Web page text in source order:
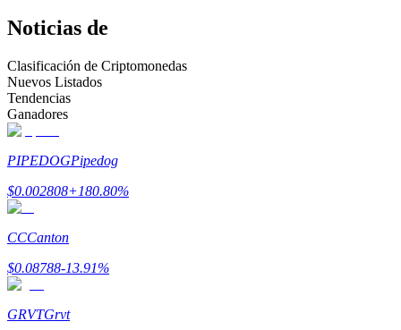
Información
Análisis de big data que incluye información comercial, etc.
Noticias de
Clasificación de Criptomonedas
Nuevos Listados
Tendencias
Ganadores
PIPEDOGPipedog
$0.002808+180.80%
CCCanton
$0.08788-13.91%
GRVTGrvt